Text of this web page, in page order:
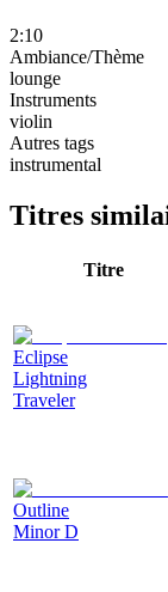
2:10
Ambiance/Thème
lounge
Instruments
violin
Autres tags
instrumental
Titres
Titre
Eclipse
Lightning
Traveler
Outline
Minor D